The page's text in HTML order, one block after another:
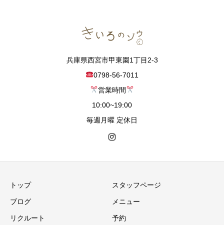
兵庫県西宮市甲東園1丁目2-3
0798-56-7011
営業時間
10:00~19:00
毎週月曜 定休日
トップ スタッフページ
ブログ メニュー
リクルート 予約